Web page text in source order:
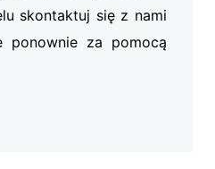
skontaktuj się z nami
ponownie za pomocą